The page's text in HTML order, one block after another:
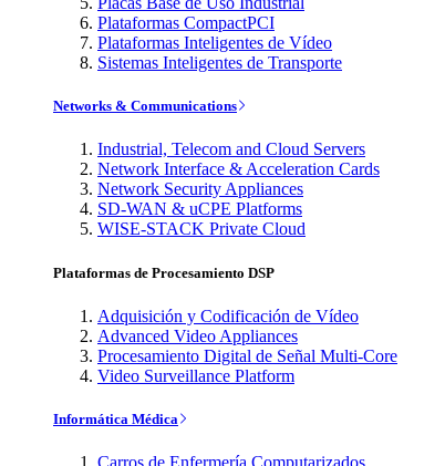
Plataformas CompactPCI
Plataformas Inteligentes de Vídeo
Sistemas Inteligentes de Transporte
Networks & Communications
Industrial, Telecom and Cloud Servers
Network Interface & Acceleration Cards
Network Security Appliances
SD-WAN & uCPE Platforms
WISE-STACK Private Cloud
Plataformas de Procesamiento DSP
Adquisición y Codificación de Vídeo
Advanced Video Appliances
Procesamiento Digital de Señal Multi-Core
Video Surveillance Platform
Informática Médica
Carros de Enfermería Computarizados